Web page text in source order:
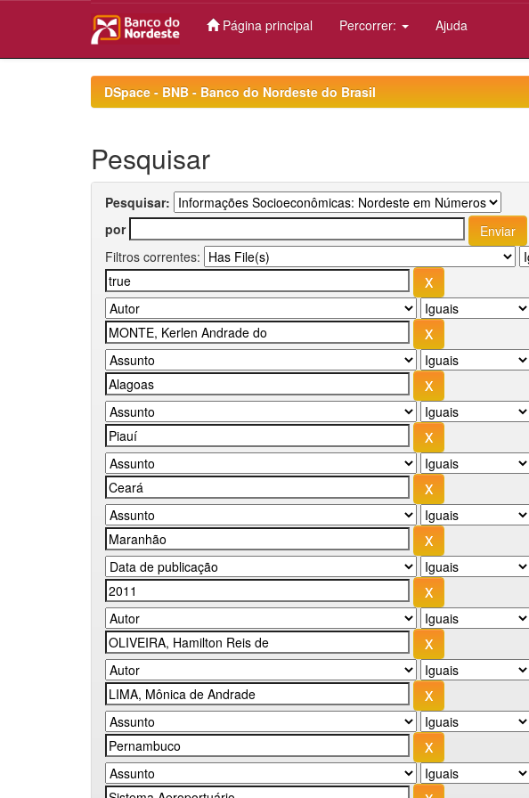
Página principal Percorrer: Ajuda
DSpace - BNB - Banco do Nordeste do Brasil
Pesquisar
Pesquisar:
por
Filtros correntes: